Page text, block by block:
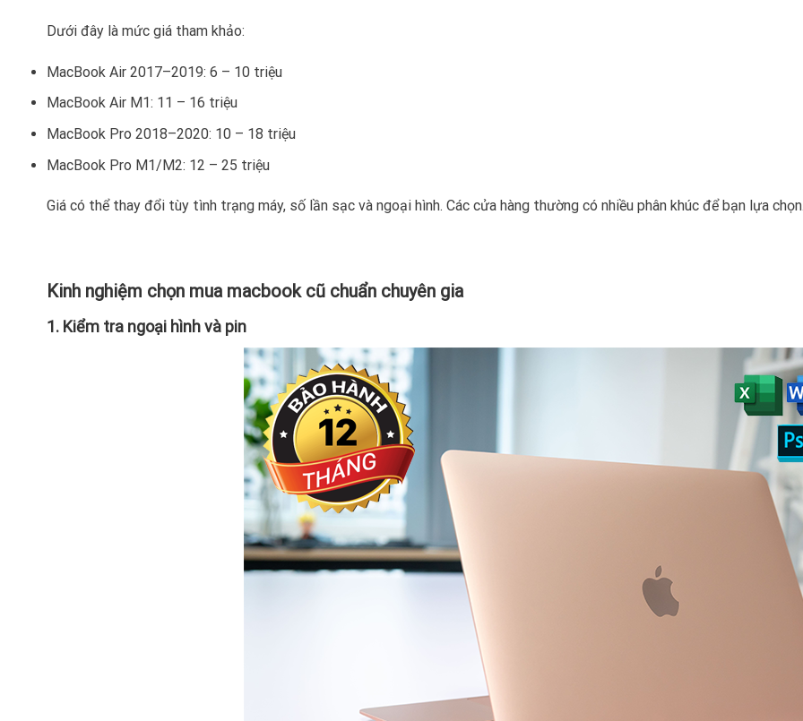
Dưới đây là mức giá tham khảo:
MacBook Air 2017–2019: 6 – 10 triệu
MacBook Air M1: 11 – 16 triệu
MacBook Pro 2018–2020: 10 – 18 triệu
MacBook Pro M1/M2: 12 – 25 triệu
Giá có thể thay đổi tùy tình trạng máy, số lần sạc và ngoại hình. Các cửa hàng thường có nhiều phân khúc để bạn lựa
Kinh nghiệm chọn mua macbook cũ chuẩn chuyên gia
1. Kiểm tra ngoại hình và pin